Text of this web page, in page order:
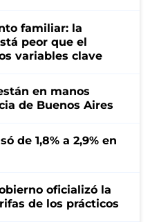
familiar: la
peor que el
variables clave
en manos
de Buenos Aires
de 1,8% a 2,9% en
oficializó la
de los prácticos